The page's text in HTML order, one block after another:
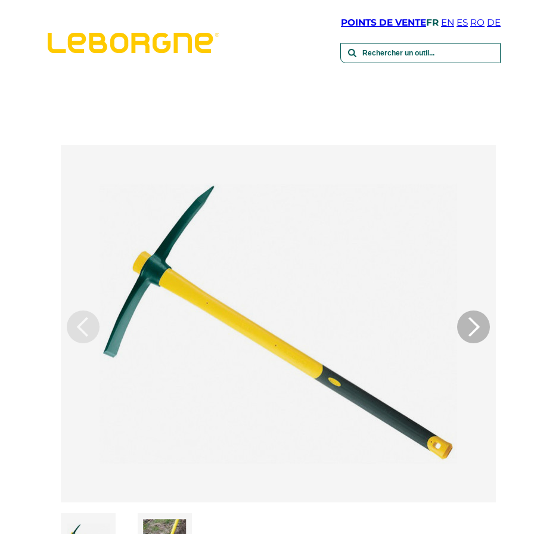
POINTS DE VENTEFR EN ES RO DE